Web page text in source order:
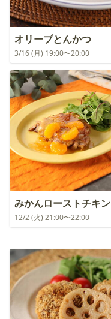
オリーブとんかつ
3/16 (月) 19:00〜20:00
みかんローストチキン
12/2 (火) 21:00〜22:00